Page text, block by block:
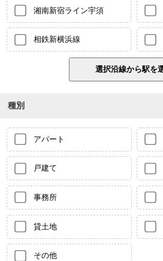
湘南新宿ライン宇須
相鉄新横浜線
種別
アパート
戸建て
事務所
貸土地
その他